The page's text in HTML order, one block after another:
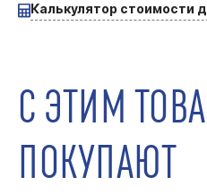
Калькулятор стоимости
С ЭТИМ
ПОКУПАЮТ